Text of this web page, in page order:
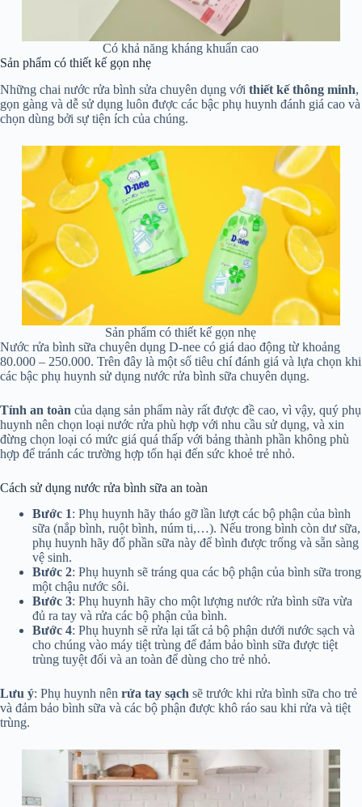
Có khả năng kháng khuẩn cao
Sản phẩm có thiết kế gọn nhẹ
Những chai nước rửa bình sửa chuyên dụng với thiết kế thông minh,
gọn gàng và dễ sử dụng luôn được các bậc phụ huynh đánh giá cao và
chọn dùng bởi sự tiện ích của chúng.
Sản phẩm có thiết kế gọn nhẹ
Nước rửa bình sữa chuyên dụng D-nee có giá dao động từ khoảng
80.000 – 250.000. Trên đây là một số tiêu chí đánh giá và lựa chọn khi
các bậc phụ huynh sử dụng nước rửa bình sữa chuyên dụng.
Tính an toàn của dạng sản phẩm này rất được đề cao, vì vậy, quý phụ
huynh nên chọn loại nước rửa phù hợp với nhu cầu sử dụng, và xin
đừng chọn loại có mức giá quá thấp với bảng thành phần không phù
hợp để tránh các trường hợp tổn hại đến sức khoẻ trẻ nhỏ.
Cách sử dụng nước rửa bình sữa an toàn
Bước 1: Phụ huynh hãy tháo gỡ lần lượt các bộ phận của bình
sữa (nắp bình, ruột bình, núm ti,…). Nếu trong bình còn dư sữa,
phụ huynh hãy đổ phần sữa này để bình được trống và sẵn sàng
vệ sinh.
Bước 2: Phụ huynh sẽ tráng qua các bộ phận của bình sữa trong
một chậu nước sôi.
Bước 3: Phụ huynh hãy cho một lượng nước rửa bình sữa vừa
đủ ra tay và rửa các bộ phận của bình.
Bước 4: Phụ huynh sẽ rửa lại tất cả bộ phận dưới nước sạch và
cho chúng vào máy tiệt trùng để đảm bảo bình sữa được tiệt
trùng tuyệt đối và an toàn để dùng cho trẻ nhỏ.
Lưu ý: Phụ huynh nên rửa tay sạch sẽ trước khi rửa bình sữa cho trẻ
và đảm bảo bình sữa và các bộ phận được khô ráo sau khi rửa và tiệt
trùng.